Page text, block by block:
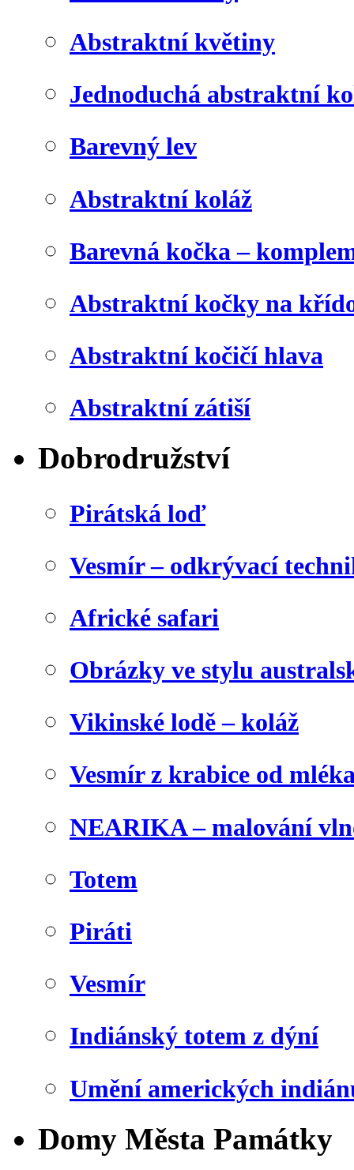
Abstraktní květiny
Jednoduchá abstraktní
Barevný lev
Abstraktní koláž
Barevná kočka –
Abstraktní kočky na
Abstraktní kočičí hlava
Abstraktní zátiší
Dobrodružství
Pirátská loď
Vesmír – odkrývací
Africké safari
Obrázky ve stylu
Vikinské lodě – koláž
Vesmír z krabice od
NEARIKA – malování
Totem
Piráti
Vesmír
Indiánský totem z dýní
Umění amerických
Domy Města Památky